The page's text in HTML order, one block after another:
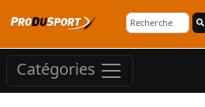
Catégories